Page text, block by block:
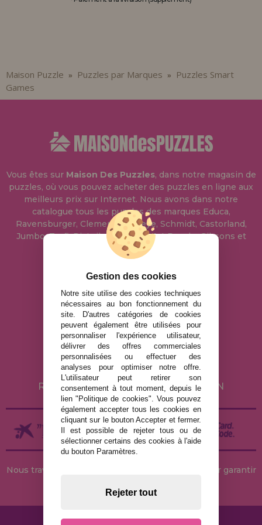
Allez-y! Nous vous attendions.
Maison Puzzle » Puzzles par Marques »
Puzzles Smart
Games
Vous êtes sur Maison Des Puzzles, dans notre magasin de
puzzles, où vous pouvez acheter des puzzles en ligne aux
meilleurs prix sur Internet. Nous avons dans notre
catalogue tous les puzzles des marques Educa,
Ravensburger, Clementoni, Heye, Schmidt, Castorland,
Jumbo, Trefl, Piatnik, Anatolian, Art Puzzle, Gibsons et
bien d'autres.
info@maisondespuzzles.fr
MENTIONS LÉGALES
POLITIQUE DE CONFIDENTIALITÉ
POLITIQUE DE COOKIES
LIVRAISON ET RETOUR
RETOURS / DROIT DE RÉTRACTATION
Nous travaillons avec des stocks permanents pour garantir
Gestion des cookies
Notre site utilise des cookies techniques
nécessaires au bon fonctionnement du
site. D'autres catégories de cookies
peuvent également être utilisées pour
personnaliser l'expérience utilisateur,
délivrer des offres commerciales
personnalisées ou effectuer des
analyses pour optimiser notre offre.
L'utilisateur peut retirer son
consentement à tout moment, depuis le
lien "Politique de cookies". Vous pouvez
également accepter tous les cookies en
cliquant sur le bouton Accepter et fermer.
Il est possible de rejeter tous ou de
sélectionner certains des cookies à l'aide
du bouton Paramètres.
Rejeter tout